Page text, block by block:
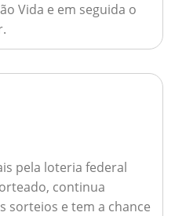
Vida e em seguida o
pela loteria federal
continua
sorteios e tem a chance